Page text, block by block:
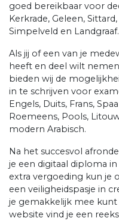
goed bereikbaar voor
Kerkrade, Geleen,
Simpelveld en Landgraaf.
Als jij of een van je
heeft en deel wilt
bieden wij de
in te schrijven voor
Engels, Duits, Frans,
Roemeens, Pools,
modern Arabisch.
Na het succesvol
je een digitaal diploma
extra vergoeding kun je
een veiligheidspasje in
je gemakkelijk mee
website vind je een